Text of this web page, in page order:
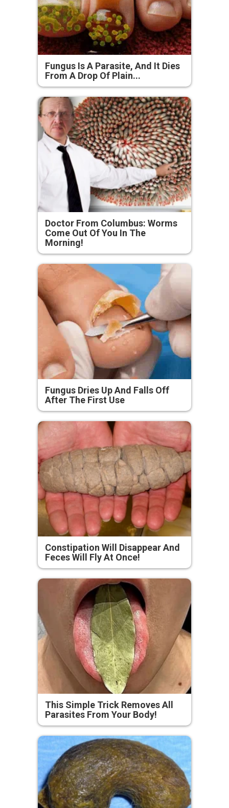
Fungus Is A Parasite, And It Dies
From A Drop Of Plain...
Doctor From Columbus: Worms
Come Out Of You In The
Morning!
Fungus Dries Up And Falls Off
After The First Use
Constipation Will Disappear And
Feces Will Fly At Once!
This Simple Trick Removes All
Parasites From Your Body!